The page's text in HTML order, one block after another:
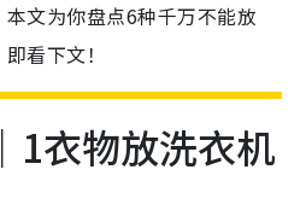
文为你盘点6种千万不能放
看下文！
1衣物放洗衣机